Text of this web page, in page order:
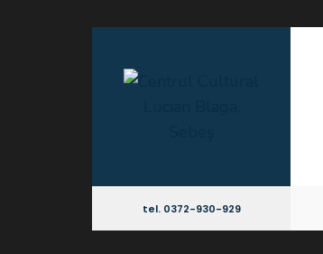
tel. 0372-930-929